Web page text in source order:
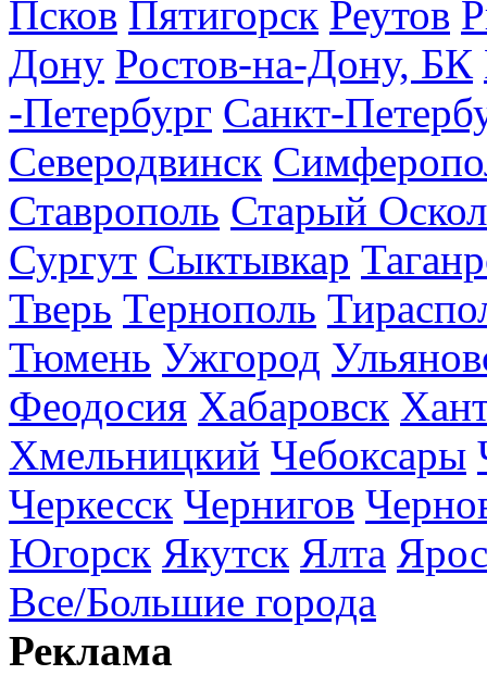
Псков Пятигорск Реутов
Дону Ростов-на-Дону, БК
-Петербург Санкт-
Северодвинск
Ставрополь Старый Оскол
Сургут Сыктывкар
Тверь Тернополь
Тюмень Ужгород
Феодосия Хабаровск
Хмельницкий Чебоксары
Черкесск Чернигов
Югорск Якутск Ялта
Все/Большие города
Реклама